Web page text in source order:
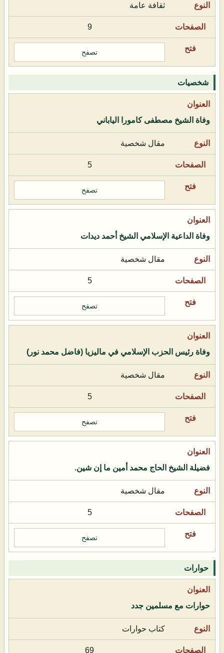
ثقافة عامة
9
تصفح
شخصيات
وفاة الشيخ مصطفى كامورا الياباني
مقال شخصية
5
تصفح
وفاة الداعية الإسلامي الشيخ أحمد ديدات
مقال شخصية
5
تصفح
وفاة رئيس الحزب الإسلامي في ماليزيا (فاضل محمد نور)
مقال شخصية
5
تصفح
فضيلة الشيخ الحاج محمد أمين ما إن شين.
مقال شخصية
5
تصفح
حوارات
حوارات مع مسلمين جدد
كتاب حوارات
69